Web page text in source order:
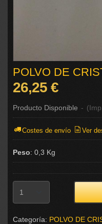
POLVO DE
26,25 €
Producto Disponible -
Costes de envío Ver
Peso: 0,3 Kg
Categoría: POLVO DE